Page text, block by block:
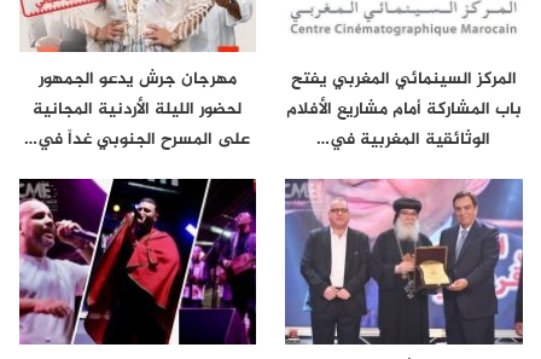
المركز السينمائي المغربي يفتح
باب المشاركة أمام مشاريع الأفلام
الوثائقية المغربية في…
مهرجان جرش يدعو الجمهور
لحضور الليلة الأردنية المجانية
على المسرح الجنوبي غداً في…